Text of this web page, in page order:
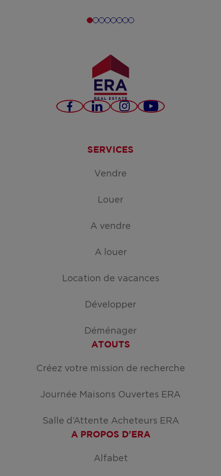
Facebook
LinkedInInstagramYouTube
SERVICES
Vendre
Louer
A vendre
A louer
Location de vacances
Développer
Déménager
ATOUTS
Créez votre mission de recherche
Journée Maisons Ouvertes ERA
Salle d’Attente Acheteurs ERA
A PROPOS D'ERA
Alfabet